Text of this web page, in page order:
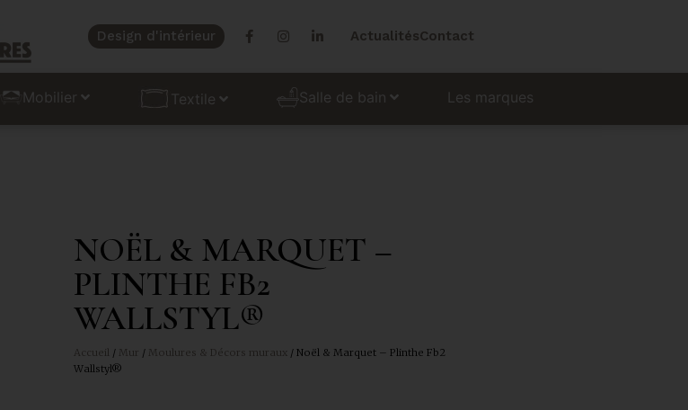
Design d'intérieur ActualitésContact
Mobilier Textile Salle de bain Les marques
NOËL & MARQUET –
PLINTHE FB2
WALLSTYL®
Accueil / Mur / Moulures & Décors muraux / Noël & Marquet – Plinthe Fb2
Wallstyl®